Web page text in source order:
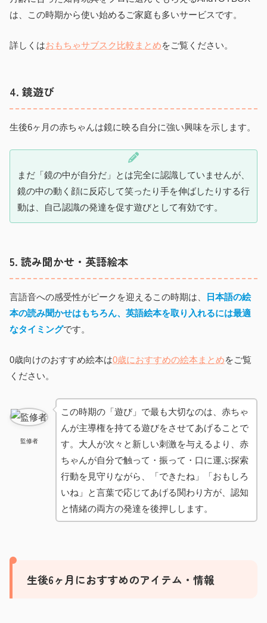
は、この時期から使い始めるご家庭も多いサービスです。
詳しくはおもちゃサブスク比較まとめをご覧ください。
4. 鏡遊び
生後6ヶ月の赤ちゃんは鏡に映る自分に強い興味を示します。
まだ「鏡の中が自分だ」とは完全に認識していませんが、
鏡の中の動く顔に反応して笑ったり手を伸ばしたりする行
動は、自己認識の発達を促す遊びとして有効です。
5. 読み聞かせ・英語絵本
言語音への感受性がピークを迎えるこの時期は、
日本語の絵
本の読み聞かせはもちろん、英語絵本を取り入れるには最適
なタイミングです。
0歳向けのおすすめ絵本は0歳におすすめの絵本まとめをご覧
ください。
監修者
この時期の「遊び」で最も大切なのは、赤ちゃ
んが主導権を持てる遊びをさせてあげることで
す。大人が次々と新しい刺激を与えるより、赤
ちゃんが自分で触って・振って・口に運ぶ探索
行動を見守りながら、「できたね」「おもしろ
いね」と言葉で応じてあげる関わり方が、認知
と情緒の両方の発達を後押しします。
生後6ヶ月におすすめのアイテム・情報